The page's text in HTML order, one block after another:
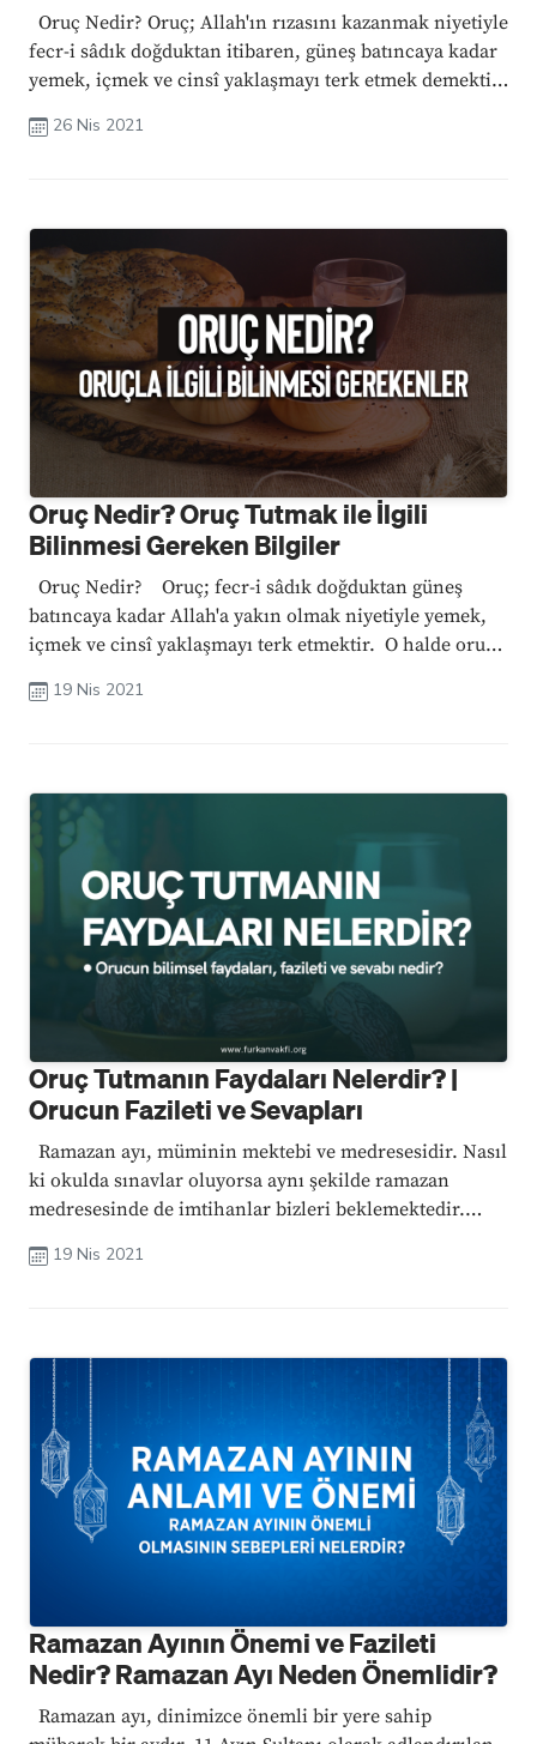
Oruç Nedir? Oruç; Allah'ın rızasını kazanmak niyetiyle
fecr-i sâdık doğduktan itibaren, güneş batıncaya kadar
yemek, içmek ve cinsî yaklaşmayı terk etmek demektir.
imsak, ...
26 Nis 2021
Oruç Nedir? Oruç Tutmak ile İlgili
Bilinmesi Gereken Bilgiler
Oruç Nedir? Oruç; fecr-i sâdık doğduktan güneş
batıncaya kadar Allah'a yakın olmak niyetiyle yemek,
içmek ve cinsî yaklaşmayı terk etmektir. O halde oruca
batıncaya ...
19 Nis 2021
Oruç Tutmanın Faydaları Nelerdir? |
Orucun Fazileti ve Sevapları
Ramazan ayı, müminin mektebi ve medresesidir. Nasıl
ki okulda sınavlar oluyorsa aynı şekilde ramazan
medresesinde de imtihanlar bizleri beklemektedir.
günahlar işlemeye ...
19 Nis 2021
Ramazan Ayının Önemi ve Fazileti
Nedir? Ramazan Ayı Neden Önemlidir?
Ramazan ayı, dinimizce önemli bir yere sahip